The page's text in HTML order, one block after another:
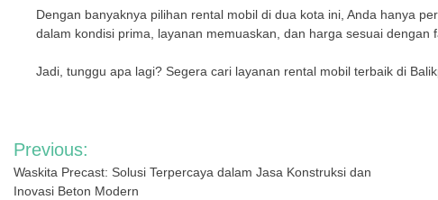
Dengan banyaknya pilihan rental mobil di dua kota ini, Anda hanya
dalam kondisi prima, layanan memuaskan, dan harga sesuai dengan
Jadi, tunggu apa lagi? Segera cari layanan rental mobil terbaik di
Navigasi
pos
Previous:
Waskita Precast: Solusi Terpercaya dalam Jasa Konstruksi dan
Inovasi Beton Modern